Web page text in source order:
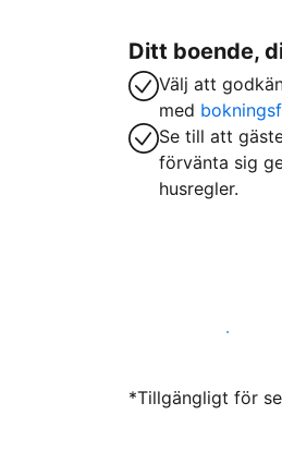
Ditt boende,
Välj att
med
Se till att
förvänta sig
husregler.
Hyr ut hos oss
*Tillgängligt för